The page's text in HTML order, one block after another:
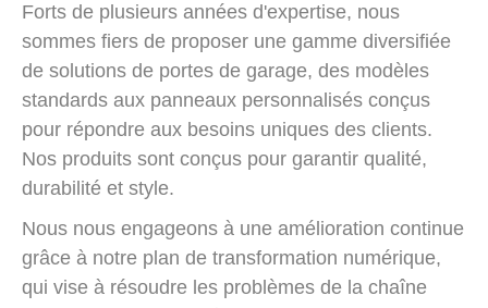
Forts de plusieurs années d'expertise, nous
sommes fiers de proposer une gamme diversifiée
de solutions de portes de garage, des modèles
standards aux panneaux personnalisés conçus
pour répondre aux besoins uniques des clients.
Nos produits sont conçus pour garantir qualité,
durabilité et style.
Nous nous engageons à une amélioration continue
grâce à notre plan de transformation numérique,
qui vise à résoudre les problèmes de la chaîne